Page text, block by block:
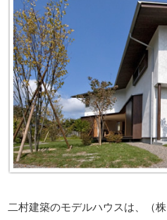
二村建築のモデルハウスは、（